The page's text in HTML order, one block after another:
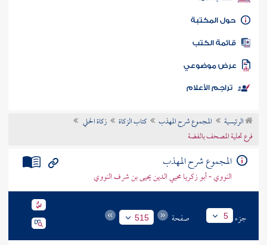
كتاب الأمة
المكتبة
الكتب
موضوعي
تراجم الأعلام
الرئيسية المجموع شرح المهذب كتاب الزكاة
زكاة الحلي
فرع تحلية المصحف بالفضة
المجموع شرح المهذب
النووي - أبو زكريا محيي الدين يحيى بن شرف النووي
جزء 5 صفحة 515